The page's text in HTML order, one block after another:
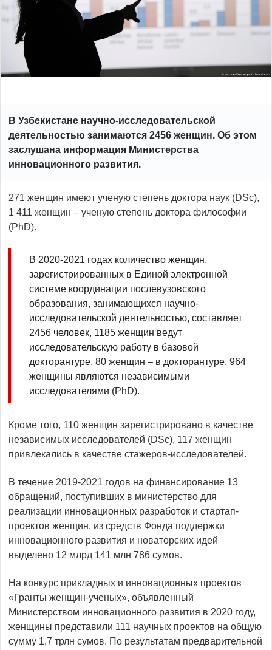
В Узбекистане научно-исследовательской
деятельностью занимаются 2456 женщин. Об этом
заслушана информация Министерства
инновационного развития.
271 женщин имеют ученую степень доктора наук (DSc),
1 411 женщин – ученую степень доктора философии
(PhD).
В 2020-2021 годах количество женщин,
зарегистрированных в Единой электронной
системе координации послевузовского
образования, занимающихся научно-
исследовательской деятельностью, составляет
2456 человек, 1185 женщин ведут
исследовательскую работу в базовой
докторантуре, 80 женщин – в докторантуре, 964
женщины являются независимыми
исследователями (PhD).
Кроме того, 110 женщин зарегистрировано в качестве
независимых исследователей (DSc), 117 женщин
привлекались в качестве стажеров-исследователей.
В течение 2019-2021 годов на финансирование 13
обращений, поступивших в министерство для
реализации инновационных разработок и стартап-
проектов женщин, из средств Фонда поддержки
инновационного развития и новаторских идей
выделено 12 млрд 141 млн 786 сумов.
На конкурс прикладных и инновационных проектов
«Гранты женщин-ученых», объявленный
Министерством инновационного развития в 2020 году,
женщины представили 111 научных проектов на общую
сумму 1,7 трлн сумов. По результатам предварительной